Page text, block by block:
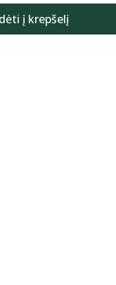
į krepšelį